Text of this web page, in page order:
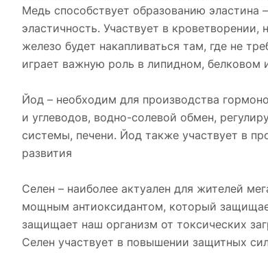
Медь способствует образованию
эластичность. Участвует в
железо будет накапливаться там, где не
играет важную роль в липидном, белковом
Йод – необходим для производства
и углеводов, водно-солевой обмен,
системы, печени. Йод также участвует в
развития
Селен – наиболее актуален для жителей
мощным антиоксидантом, который
защищает наш организм от токсических
Селен участвует в повышении защитных